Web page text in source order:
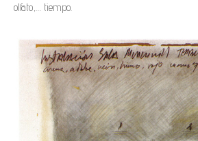
olfato,… tiempo.